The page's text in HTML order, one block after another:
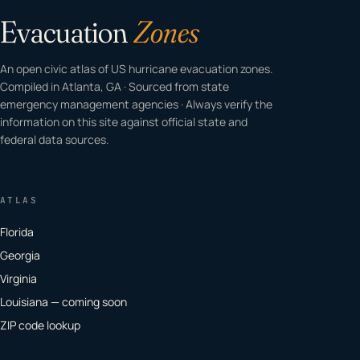
EvacuationZones
An open civic atlas of US hurricane evacuation zones.
Compiled in Atlanta, GA · Sourced from state
emergency management agencies · Always verify the
information on this site against official state and
federal data sources.
ATLAS
Florida
Georgia
Virginia
Louisiana — coming soon
ZIP code lookup